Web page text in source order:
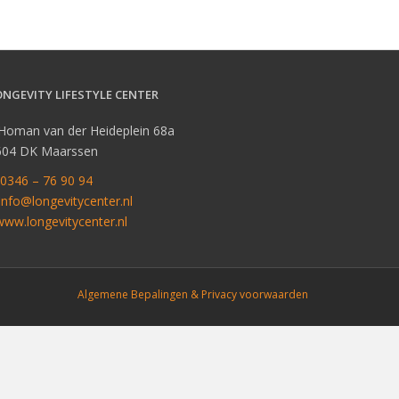
LIFESTYLE CENTER
van der Heideplein 68a
DK Maarssen
0346 – 76 90 94
Algemene Bepalingen & Privacy voorwaarden